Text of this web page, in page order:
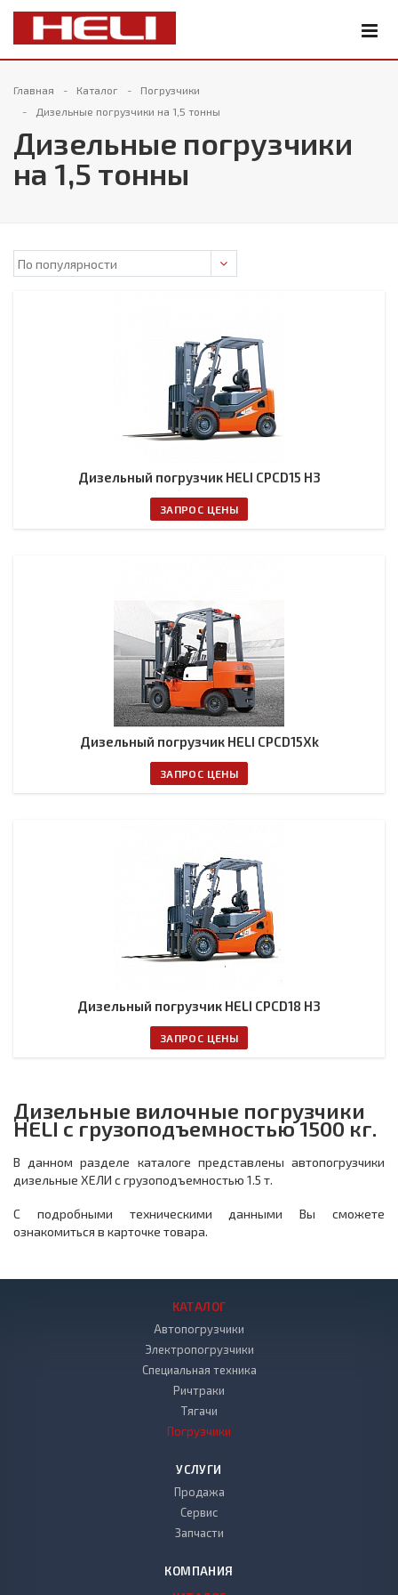
Главная Каталог
Погрузчики
Дизельные погрузчики на 1,5 тонны
Дизельные погрузчики
на 1,5 тонны
Дизельный погрузчик HELI CPCD15 H3
ЗАПРОС ЦЕНЫ
Дизельный погрузчик HELI CPСD15Xk
ЗАПРОС ЦЕНЫ
Дизельный погрузчик HELI CPCD18 H3
ЗАПРОС ЦЕНЫ
Дизельные вилочные погрузчики
HELI с грузоподъемностью 1500 кг.
В данном разделе каталоге представлены автопогрузчики
дизельные ХЕЛИ с грузоподъемностью 1.5 т.
С подробными техническими данными Вы сможете
ознакомиться в карточке товара.
КАТАЛОГ
Автопогрузчики
Электропогрузчики
Специальная техника
Ричтраки
Тягачи
Погрузчики
УСЛУГИ
Продажа
Сервис
Запчасти
КОМПАНИЯ